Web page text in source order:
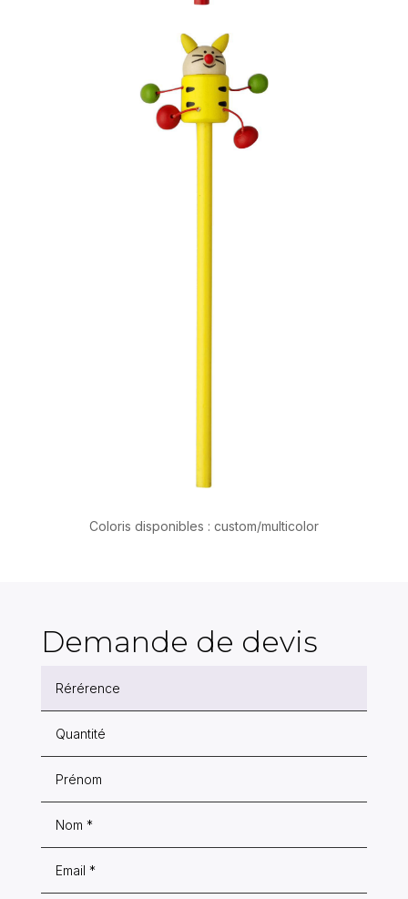
Coloris disponibles : custom/multicolor
Demande de devis